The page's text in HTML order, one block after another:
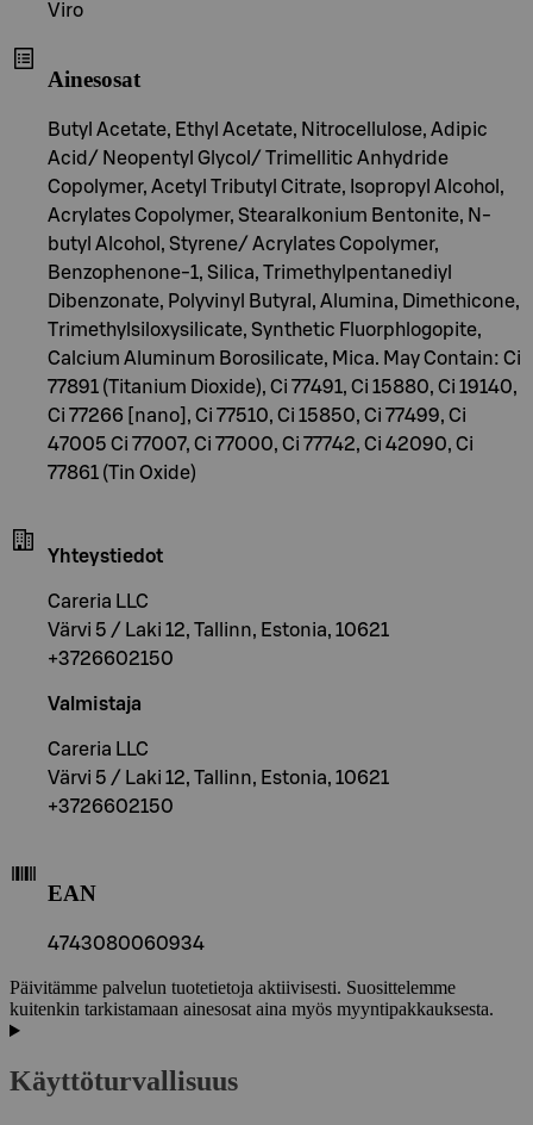
Viro
Ainesosat
Butyl Acetate, Ethyl Acetate, Nitrocellulose, Adipic
Acid/ Neopentyl Glycol/ Trimellitic Anhydride
Copolymer, Acetyl Tributyl Citrate, Isopropyl Alcohol,
Acrylates Copolymer, Stearalkonium Bentonite, N-
butyl Alcohol, Styrene/ Acrylates Copolymer,
Benzophenone-1, Silica, Trimethylpentanediyl
Dibenzonate, Polyvinyl Butyral, Alumina, Dimethicone,
Trimethylsiloxysilicate, Synthetic Fluorphlogopite,
Calcium Aluminum Borosilicate, Mica. May Contain: Ci
77891 (Titanium Dioxide), Ci 77491, Ci 15880, Ci 19140,
Ci 77266 [nano], Ci 77510, Ci 15850, Ci 77499, Ci
47005 Ci 77007, Ci 77000, Ci 77742, Ci 42090, Ci
77861 (Tin Oxide)
Yhteystiedot
Careria LLC
Värvi 5 / Laki 12, Tallinn, Estonia, 10621
+3726602150
Valmistaja
Careria LLC
Värvi 5 / Laki 12, Tallinn, Estonia, 10621
+3726602150
EAN
4743080060934
Päivitämme palvelun tuotetietoja aktiivisesti. Suosittelemme
kuitenkin tarkistamaan ainesosat aina myös myyntipakkauksesta.
Käyttöturvallisuus